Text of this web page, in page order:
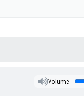
Volume